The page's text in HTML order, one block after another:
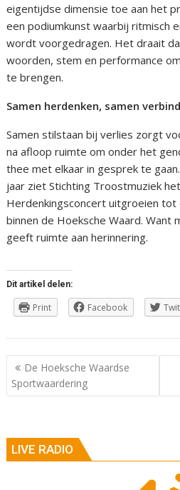
eigentijdse dimensie toe aan het
een podiumkunst waarbij ritmisch
wordt voorgedragen. Het draait
woorden, stem en performance
te brengen.
Samen herdenken, samen
Samen stilstaan bij verlies zorgt
na afloop ruimte om onder het
thee met elkaar in gesprek te
jaar ziet Stichting Troostmuziek
Herdenkingsconcert uitgroeien
binnen de Hoeksche Waard. Want
geeft ruimte aan herinnering.
Dit artikel delen:
Print Facebook
Berichtnavigatie
De Hoeksche Waardse
Sportwaardering
LIVE RADIO